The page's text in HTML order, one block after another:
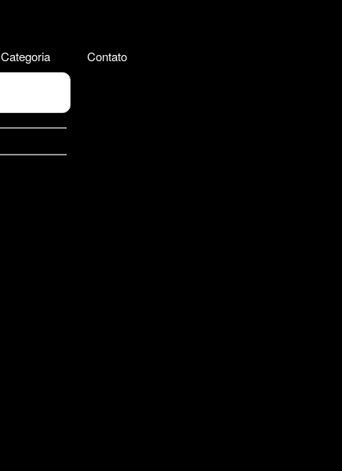
Categoria Contato